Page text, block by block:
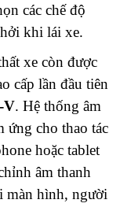
các chế độ
khi lái xe.
xe còn được
cấp lần đầu tiên
V. Hệ thống âm
ứng cho thao tác
hoặc tablet
âm thanh
màn hình, người